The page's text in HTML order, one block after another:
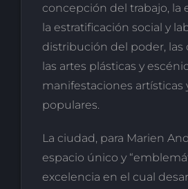
concepción del trabajo, la
la estratificación social y
distribución del poder, las
las artes plásticas y
manifestaciones artísticas
populares.
La ciudad, para Marien
espacio único y
excelencia en el cual